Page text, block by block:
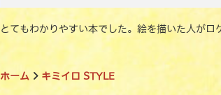
とてもわかりやすい本でした。絵を描いた人がロ
ホーム キミイロ STYLE